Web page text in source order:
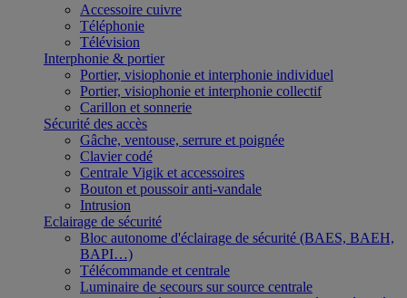
Accessoire cuivre
Téléphonie
Télévision
Interphonie & portier
Portier, visiophonie et interphonie individuel
Portier, visiophonie et interphonie collectif
Carillon et sonnerie
Sécurité des accès
Gâche, ventouse, serrure et poignée
Clavier codé
Centrale Vigik et accessoires
Bouton et poussoir anti-vandale
Intrusion
Eclairage de sécurité
Bloc autonome d'éclairage de sécurité (BAES, BAEH,
BAPI…)
Télécommande et centrale
Luminaire de secours sur source centrale